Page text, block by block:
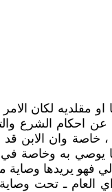
مقلديه لكان
عن احكام الشرع
، خاصة وان الابن
يوصي به وخاصة
فهو يريدها
العام ـ تحت